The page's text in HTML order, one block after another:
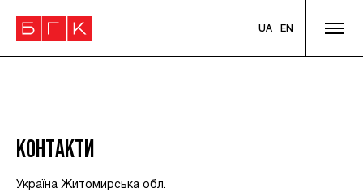
UA EN
КОНТАКТИ
Україна Житомирська обл.